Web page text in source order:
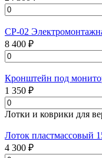
СР-02
8 400 ₽
Кронштейн под
1 350 ₽
Лотки и коврики для
Лоток пластмассовый
4 300 ₽